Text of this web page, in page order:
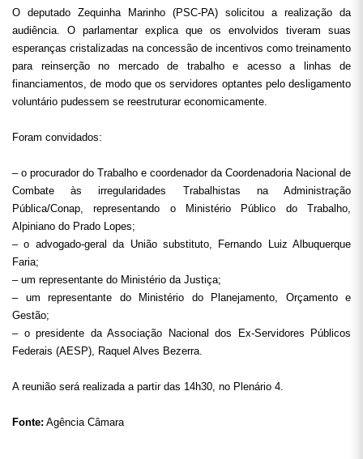
O deputado Zequinha Marinho (PSC-PA) solicitou a realização da
audiência. O parlamentar explica que os envolvidos tiveram suas
esperanças cristalizadas na concessão de incentivos como treinamento
para reinserção no mercado de trabalho e acesso a linhas de
financiamentos, de modo que os servidores optantes pelo desligamento
voluntário pudessem se reestruturar economicamente.
Foram convidados:
– o procurador do Trabalho e coordenador da Coordenadoria Nacional de
Combate às irregularidades Trabalhistas na Administração
Pública/Conap, representando o Ministério Público do Trabalho,
Alpiniano do Prado Lopes;
– o advogado-geral da União substituto, Fernando Luiz Albuquerque
Faria;
– um representante do Ministério da Justiça;
– um representante do Ministério do Planejamento, Orçamento e
Gestão;
– o presidente da Associação Nacional dos Ex-Servidores Públicos
Federais (AESP), Raquel Alves Bezerra.
A reunião será realizada a partir das 14h30, no Plenário 4.
Fonte: Agência Câmara